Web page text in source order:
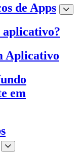
de Apps
aplicativo?
Aplicativo
em